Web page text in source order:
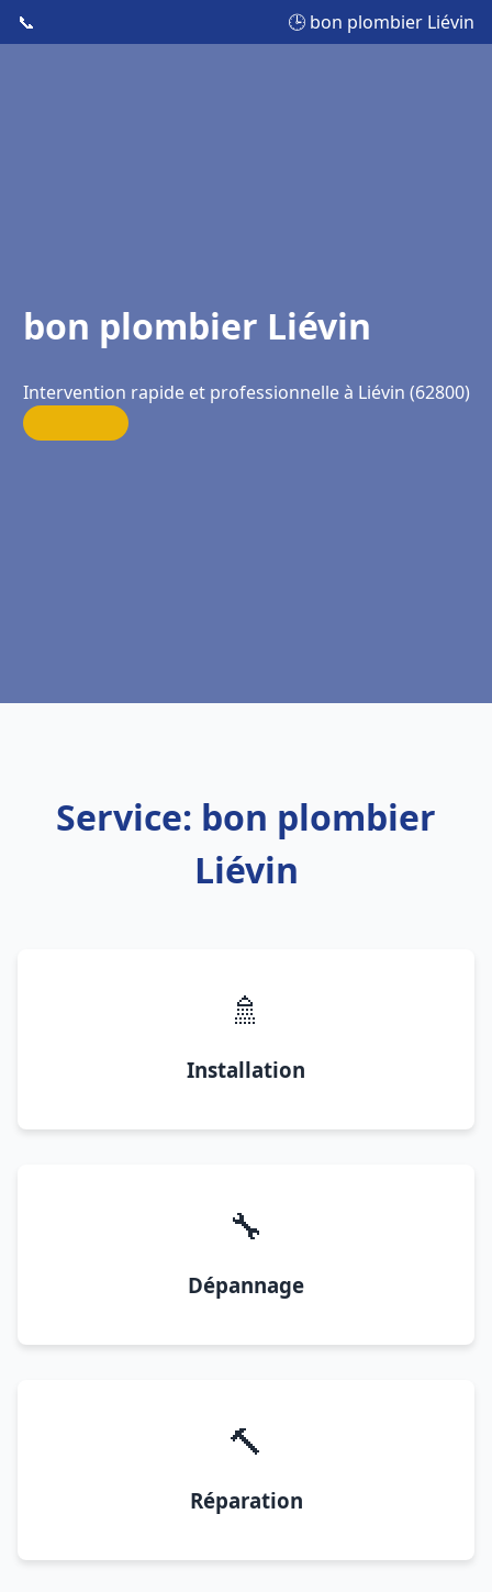
📞 🕒 bon plombier Liévin
bon plombier Liévin
Intervention rapide et professionnelle à Liévin (62800)
Service: bon plombier
Liévin
🚿
Installation
🔧
Dépannage
🔨
Réparation